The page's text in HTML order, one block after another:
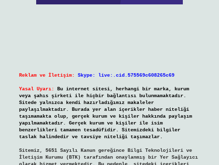
Reklam ve İletişim: Skype: live:.cid.575569c608265c69
Yasal Uyarı:
Bu internet sitesi, herhangi bir marka, kurum
veya şahıs şirketi ile hiçbir bağlantısı bulunmamaktadır.
Sitede yalnızca kendi hazırladığımız makaleler
paylaşılmaktadır. Burada yer alan içerikler haber niteliği
taşımamakta olup, gerçek kurum ve kişiler hakkında paylaşım
yapılmamaktadır. Gerçek kurum ve kişiler ile isim
benzerlikleri tamamen tesadüfidir. Sitemizdeki bilgiler
taslak halindedir ve tavsiye niteliği taşımazlar.
Sitemiz, 5651 Sayılı Kanun gereğince Bilgi Teknolojileri ve
İletişim Kurumu (BTK) tarafından onaylanmış bir Yer Sağlayıcı